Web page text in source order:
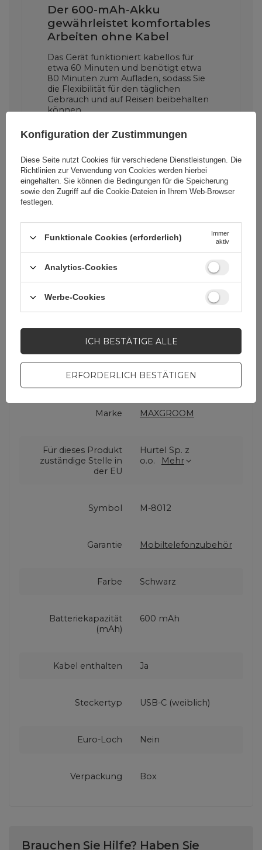
Der 600-mAh-Akku
gewährleistet komfortables
Arbeiten ohne Kabel
Das Gerät funktioniert kabellos für
etwa 60 Minuten und benötigt etwa
80 Minuten zum Aufladen, sodass Sie
die Flexibilität für den täglichen
Gebrauch und auf Reisen beibehalten
können.
Der Motor mit 7500 U/min
sorgt für eine sanfte und
effiziente Rasur.
Der effiziente Antrieb trägt dazu bei,
unterstützt den reibungslosen Betrieb
der Scherköpfe, was zu einer
komfortablen Rasur ohne unnötiges
Ziehen an der Haut führt.
Cena sugerowana 18,60 EUR / Stk
Marke MAXGROOM
Für dieses Produkt
zuständige Stelle in
der EU
Hurtel Sp. z
o.o.
Mehr
Symbol M-8012
Garantie Mobiltelefonzubehör
Farbe Schwarz
Batteriekapazität
(mAh)
600 mAh
Kabel enthalten Ja
Steckertyp USB-C (weiblich)
Euro-Loch Nein
Verpackung Box
Brauchen Sie Hilfe? Haben Sie
Konfiguration der Zustimmungen
Diese Seite nutzt Cookies für verschiedene Dienstleistungen. Die
Richtlinien zur Verwendung von Cookies werden hierbei
eingehalten. Sie können die Bedingungen für die Speicherung
sowie den Zugriff auf die Cookie-Dateien in Ihrem Web-Browser
festlegen.
Funktionale Cookies (erforderlich)
Immer
aktiv
Analytics-Cookies
Werbe-Cookies
ERFORDERLICH BESTÄTIGEN
ICH BESTÄTIGE ALLE